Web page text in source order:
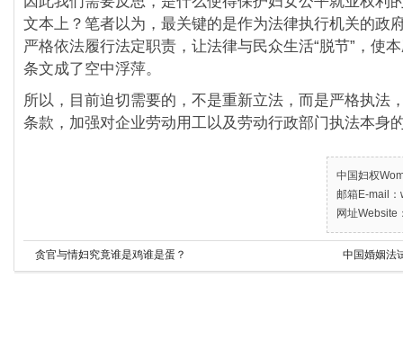
文本上？笔者以为，最关键的是作为法律执行机关的政
严格依法履行法定职责，让法律与民众生活“脱节”，使
条文成了空中浮萍。
所以，目前迫切需要的，不是重新立法，而是严格执法
条款，加强对企业劳动用工以及劳动行政部门执法本身
中国妇权
邮箱E-mail
网址Website
贪官与情妇究竟谁是鸡谁是蛋？ 中国婚姻法